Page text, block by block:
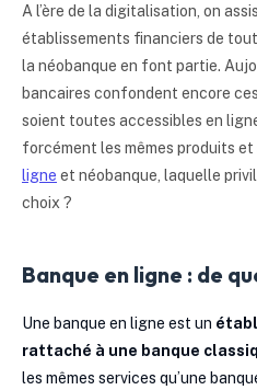
A l’ère de la digitalisation, on
établissements financiers de
la néobanque en font partie.
bancaires confondent encore
soient toutes accessibles en
forcément les mêmes produits et
ligne et néobanque, laquelle
choix ?
Banque en ligne : de
Une banque en ligne est un
rattaché à une banque
les mêmes services qu’une